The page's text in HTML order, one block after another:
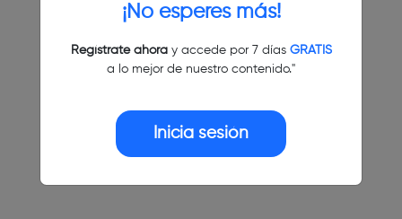
¡No esperes más!
Regístrate ahoray accede por 7 días GRATIS
a lo mejor de nuestro contenido."
Inicia sesión